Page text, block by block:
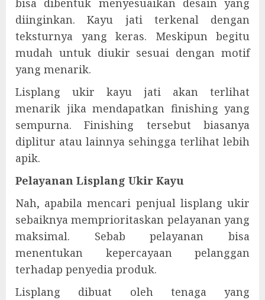
bisa dibentuk menyesuaikan desain yang
diinginkan. Kayu jati terkenal dengan
teksturnya yang keras. Meskipun begitu
mudah untuk diukir sesuai dengan motif
yang menarik.
Lisplang ukir kayu jati akan terlihat
menarik jika mendapatkan finishing yang
sempurna. Finishing tersebut biasanya
diplitur atau lainnya sehingga terlihat lebih
apik.
Pelayanan Lisplang Ukir Kayu
Nah, apabila mencari penjual lisplang ukir
sebaiknya memprioritaskan pelayanan yang
maksimal. Sebab pelayanan bisa
menentukan kepercayaan pelanggan
terhadap penyedia produk.
Lisplang dibuat oleh tenaga yang